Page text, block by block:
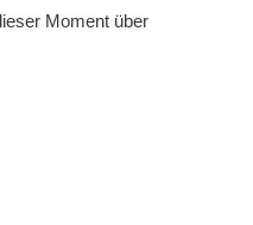
Moment über